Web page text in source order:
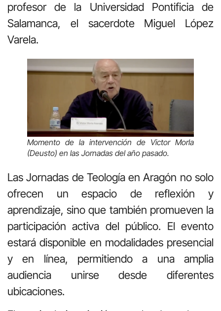
profesor de la Universidad Pontificia de
Salamanca, el sacerdote Miguel López
Varela.
Momento de la intervención de Victor Morla
(Deusto) en las Jornadas del año pasado.
Las Jornadas de Teología en Aragón no solo
ofrecen un espacio de reflexión y
aprendizaje, sino que también promueven la
participación activa del público. El evento
estará disponible en modalidades presencial
y en línea, permitiendo a una amplia
audiencia unirse desde diferentes
ubicaciones.